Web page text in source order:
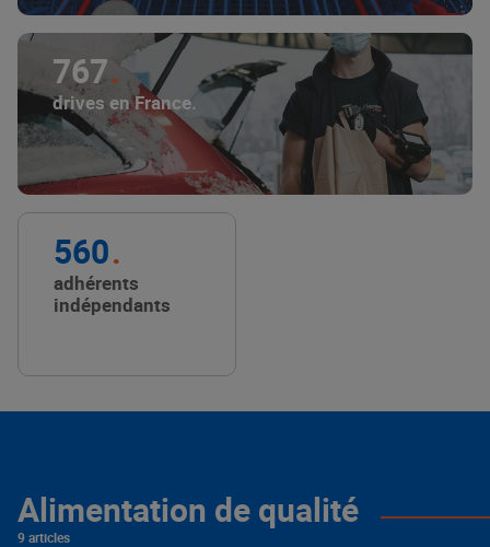
767
drives en France.
560
adhérents
indépendants
Alimentation de qualité
9 articles